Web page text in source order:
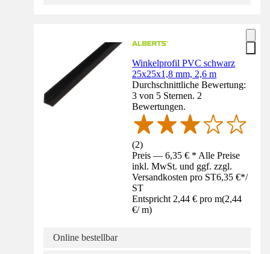
Winkelprofil PVC schwarz
25x25x1,8 mm, 2,6 m
Durchschnittliche Bewertung:
3 von 5 Sternen. 2
Bewertungen.
(2)
Preis — 6,35 € * Alle Preise
inkl. MwSt. und ggf. zzgl.
Versandkosten pro ST6,35 €*/
ST
Entspricht 2,44 € pro m(2,44
€/ m)
Online bestellbar